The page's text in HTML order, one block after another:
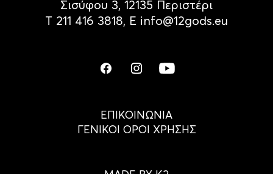
Σισύφου 3, 12135 Περιστέρι
Τ 211 416 3818, Ε info@12gods.eu
ΕΠΙΚΟΙΝΩΝΙΑ
ΓΕΝΙΚΟΙ ΟΡΟΙ ΧΡΗΣΗΣ